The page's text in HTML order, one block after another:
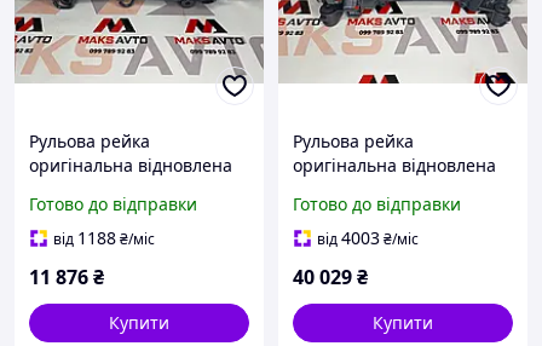
Рульова рейка
оригінальна відновлена
TUNDRA TOYOTA TUNDRA
CREW CAB PICKUP TOYOTA
Готово до відправки
від 1188₴/міс
11 876₴
Купити
Рульова рейка
оригінальна відновлена
Готово до відправки
від4003₴/міс
40 029₴
Купити